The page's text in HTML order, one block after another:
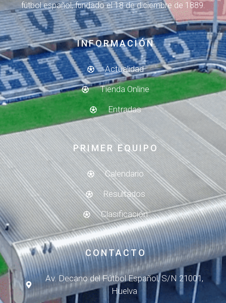
fútbol español, fundado el 18 de diciembre de 1889.
INFORMACIÓN
Actualidad
Tienda Online
Entradas
PRIMER EQUIPO
Calendario
Resultados
Clasificación
CONTACTO
Av. Decano del Fútbol Español, S/N 21001,
Huelva